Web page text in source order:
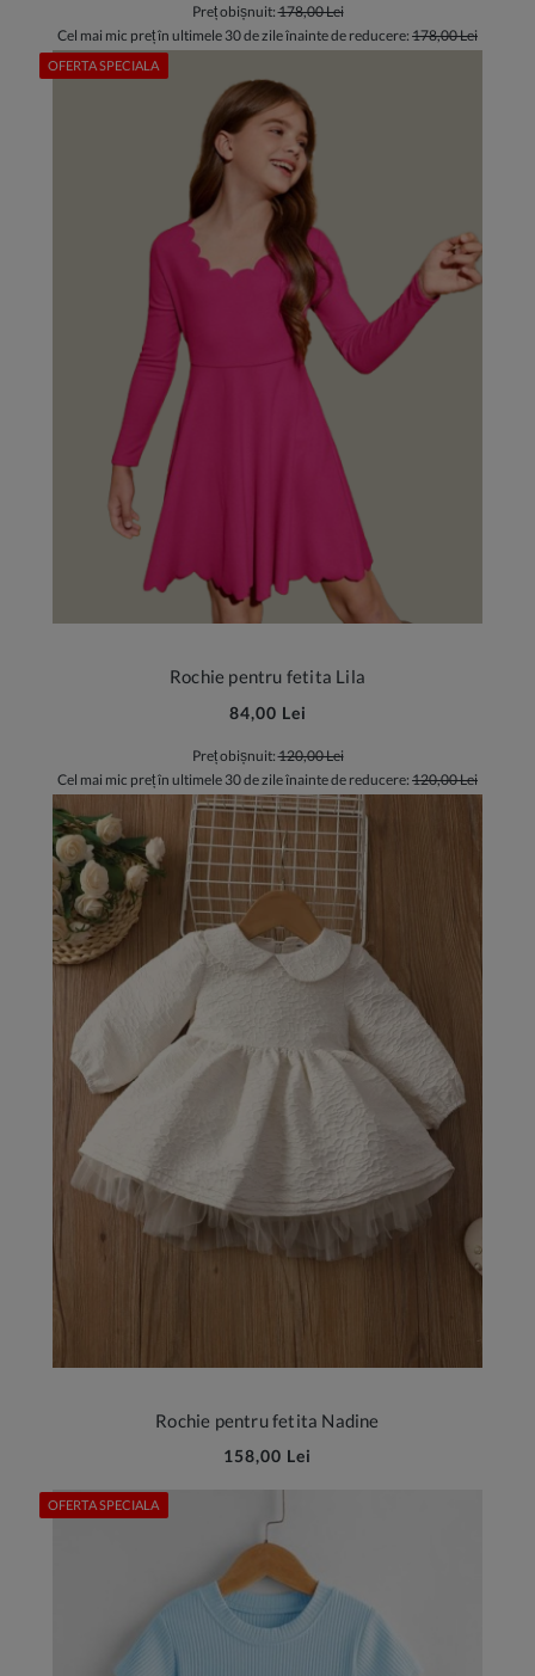
Preț obișnuit:178,00 Lei
Cel mai mic preț în ultimele 30 de zile înainte de reducere: 178,00 Lei
Rochie pentru fetita Lila
84,00 Lei
Preț obișnuit:120,00 Lei
Cel mai mic preț în ultimele 30 de zile înainte de reducere: 120,00 Lei
OFERTA SPECIALA
Rochie pentru fetita Nadine
158,00 Lei
OFERTA SPECIALA